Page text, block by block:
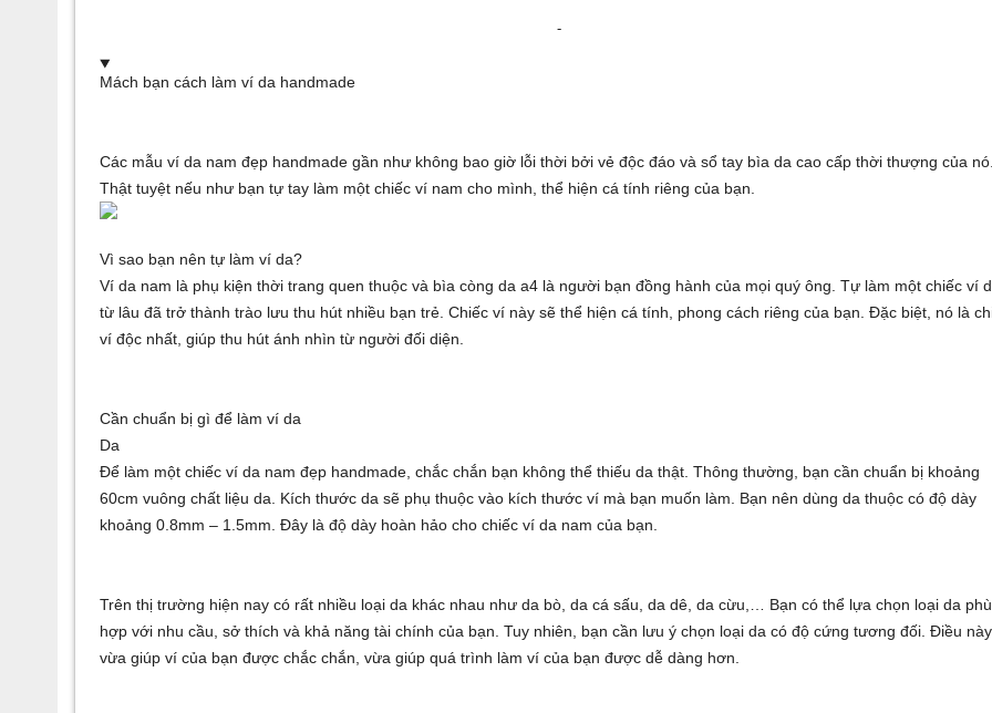
-
Mách bạn cách làm ví da handmade
Các mẫu ví da nam đẹp handmade gần như không bao giờ lỗi thời bởi vẻ độc đáo vàsổ tay bìa da cao cấp thời thượng của
Thật tuyệt nếu như bạn tự tay làm một chiếc ví nam cho mình, thể hiện cá tính riêng của bạn.
Vì sao bạn nên tự làm ví da?
Ví da nam là phụ kiện thời trang quen thuộc và bìa còng da a4 là người bạn đồng hành của mọi quý ông. Tự làm một chiếc ví
từ lâu đã trở thành trào lưu thu hút nhiều bạn trẻ. Chiếc ví này sẽ thể hiện cá tính, phong cách riêng của bạn. Đặc biệt, nó là
ví độc nhất, giúp thu hút ánh nhìn từ người đối diện.
Cần chuẩn bị gì để làm ví da
Da
Để làm một chiếc ví da nam đẹp handmade, chắc chắn bạn không thể thiếu da thật. Thông thường, bạn cần chuẩn bị khoảng
60cm vuông chất liệu da. Kích thước da sẽ phụ thuộc vào kích thước ví mà bạn muốn làm. Bạn nên dùng da thuộc có độ dày
khoảng 0.8mm – 1.5mm. Đây là độ dày hoàn hảo cho chiếc ví da nam của bạn.
Trên thị trường hiện nay có rất nhiều loại da khác nhau như da bò, da cá sấu, da dê, da cừu,… Bạn có thể lựa chọn loại da phù
hợp với nhu cầu, sở thích và khả năng tài chính của bạn. Tuy nhiên, bạn cần lưu ý chọn loại da có độ cứng tương đối. Điều này
vừa giúp ví của bạn được chắc chắn, vừa giúp quá trình làm ví của bạn được dễ dàng hơn.